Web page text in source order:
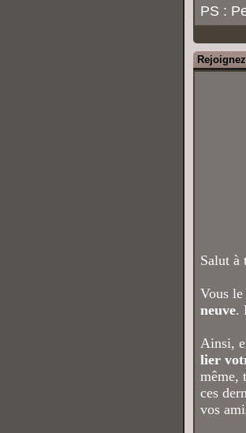
PS :
Salut à
Vous
neuve.
Ainsi,
lier
même,
ces
vos